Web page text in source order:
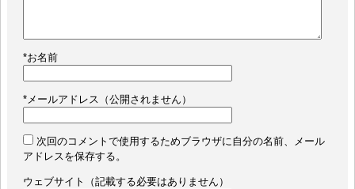
*お名前
* メールアドレス（公開されません）
次回のコメントで使用するためブラウザに自分の名前、メール
アドレスを保存する。
ウェブサイト（記載する必要はありません）